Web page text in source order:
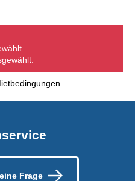
Frage